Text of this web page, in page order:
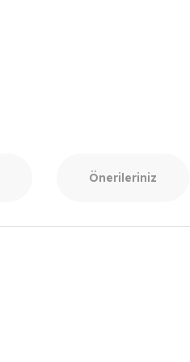
Önerileriniz